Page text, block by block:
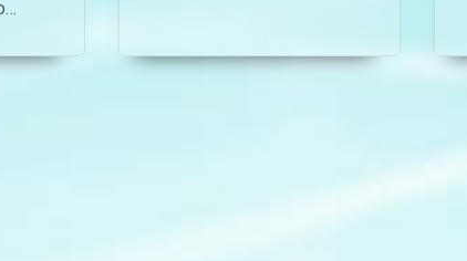
somente dedicado a cuidar